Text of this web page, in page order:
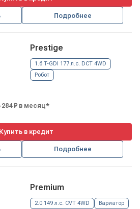
Подробнее
Prestige
1.6 T-GDI 177 л.с. DCT 4WD
Робот
284 ₽ в месяц*
Купить в кредит
Подробнее
Premium
2.0 149 л.с. CVT 4WD Вариатор